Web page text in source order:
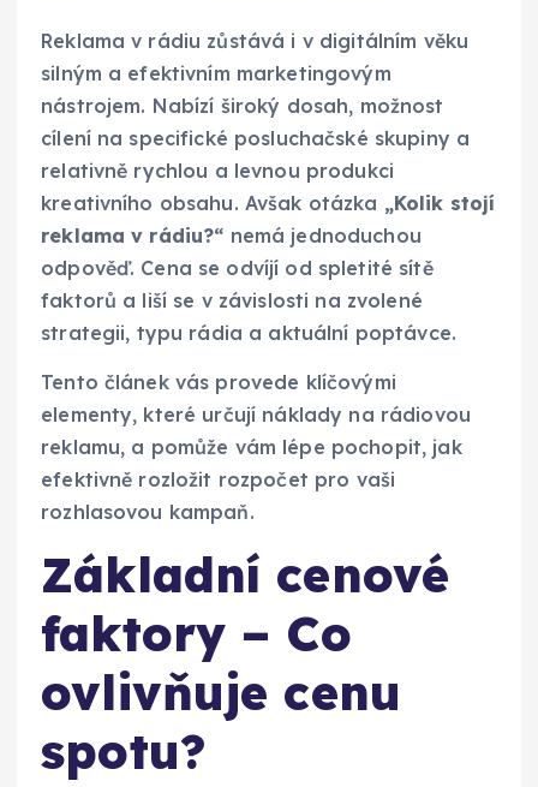
Reklama v rádiu zůstává i v digitálním věku
silným a efektivním marketingovým
nástrojem. Nabízí široký dosah, možnost
cílení na specifické posluchačské skupiny a
relativně rychlou a levnou produkci
kreativního obsahu. Avšak otázka „Kolik stojí
reklama v rádiu?“ nemá jednoduchou
odpověď. Cena se odvíjí od spletité sítě
faktorů a liší se v závislosti na zvolené
strategii, typu rádia a aktuální poptávce.
Tento článek vás provede klíčovými
elementy, které určují náklady na rádiovou
reklamu, a pomůže vám lépe pochopit, jak
efektivně rozložit rozpočet pro vaši
rozhlasovou kampaň.
Základní cenové
faktory – Co
ovlivňuje cenu
spotu?